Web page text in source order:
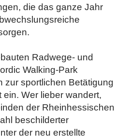
die das ganze Jahr
Radwege- und
Walking-Park
zur sportlichen Betätigung
Wer lieber wandert,
der Rheinhessischen
beschilderter
der neu erstellte